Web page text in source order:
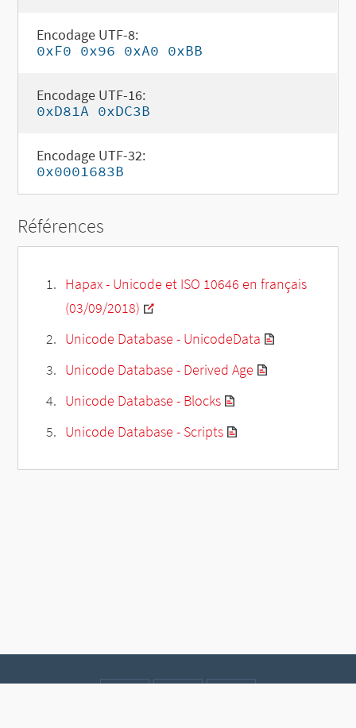
Encodage UTF-8:
0xF0 0x96 0xA0 0xBB
Encodage UTF-16:
0xD81A 0xDC3B
Encodage UTF-32:
0x0001683B
Références
Hapax - Unicode et ISO 10646 en français
(03/09/2018)
Unicode Database - UnicodeData
Unicode Database - Derived Age
Unicode Database - Blocks
Unicode Database - Scripts